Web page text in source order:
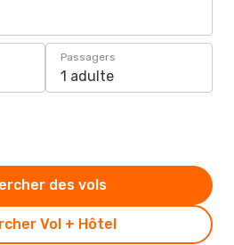
Passagers
1 adulte
Vol + Hôtel
des vols